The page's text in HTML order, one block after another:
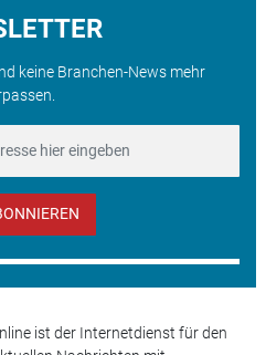
keine Branchen-News mehr
ist der Internetdienst für den